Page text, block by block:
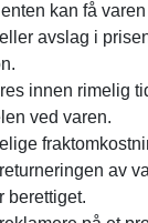
kan få
avslag i
innen rimelig
ved varen.
av
berettiget.